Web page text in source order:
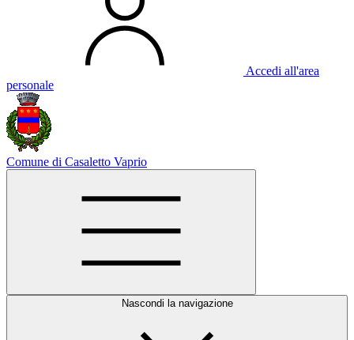
Accedi all'area
personale
Comune di Casaletto Vaprio
Nascondi la navigazione